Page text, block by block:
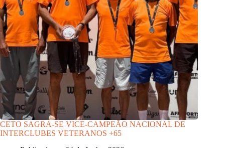
CETO SAGRA-SE VICE-CAMPEÃO NACIONAL DE
INTERCLUBES VETERANOS +65